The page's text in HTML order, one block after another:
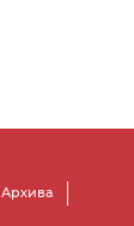
Архива